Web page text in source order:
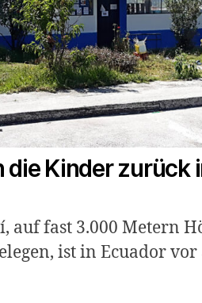
die Kinder zurück
auf fast 3.000 Metern
ist in Ecuador